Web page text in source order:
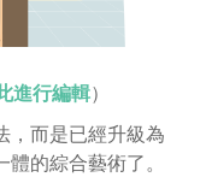
進行編輯）
，而是已經升級為
的綜合藝術了。